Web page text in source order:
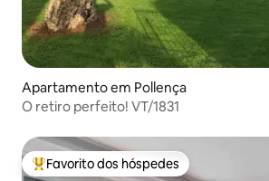
Apartamento em Pollença
O retiro perfeito! VT/1831
Favoritos dos hóspedes mais apreciados
Favorito dos hóspedes